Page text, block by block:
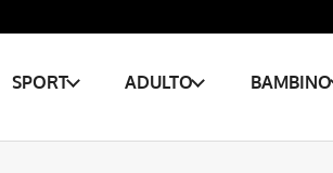
SPORT ADULTO BAMBINO